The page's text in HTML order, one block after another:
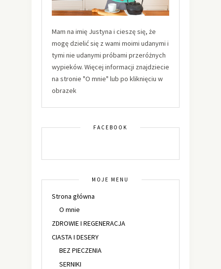
Mam na imię Justyna i cieszę się, że
mogę dzielić się z wami moimi udanymi i
tymi nie udanymi próbami przeróżnych
wypieków. Więcej informacji znajdziecie
na stronie "O mnie" lub po kliknięciu w
obrazek
FACEBOOK
MOJE MENU
Strona główna
O mnie
ZDROWIE I REGENERACJA
CIASTA I DESERY
BEZ PIECZENIA
SERNIKI